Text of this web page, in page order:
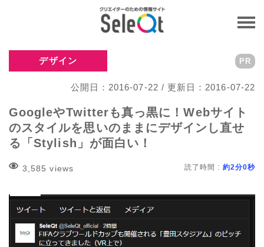
デザイン
公開日：2016-07-22 / 更新日：2016-07-22
PR
GoogleやTwitterも真っ黒に！Webサイト
のスタイルを思いのままにデザインし直せ
る「Stylish」が面白い！
3,585 views 読了時間 : 約2分0秒